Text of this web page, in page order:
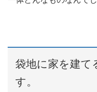
袋地に家を建て
す。